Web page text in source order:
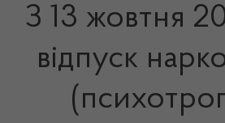
З 13 жовтня
відпуск